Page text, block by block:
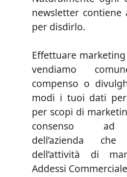
newsletter contiene
per disdirlo.
Effettuare
vendiamo
compenso o
modi i tuoi dati
per scopi di
consenso ad
dell’azienda
dell’attività di
Addessi